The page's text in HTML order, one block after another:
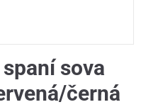
sova
černá